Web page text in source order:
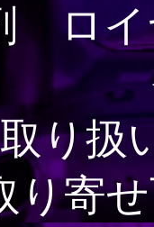
ロイ
取り扱
り寄